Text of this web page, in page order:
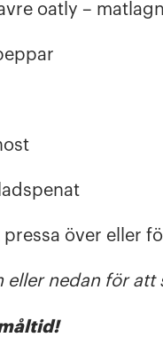
oatly –
över eller
eller nedan för att